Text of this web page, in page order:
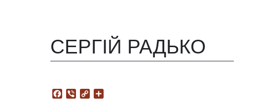
СЕРГІЙ РАДЬКО
Facebook
Viber Copy